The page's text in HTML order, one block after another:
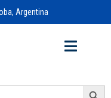
Argentina
Search Button